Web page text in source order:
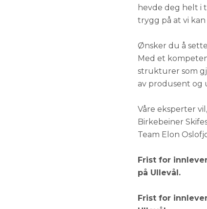
hevde deg helt i
trygg på at vi
Ønsker du å
Med et
strukturer som
av produsent og
Våre eksperter
Birkebeiner
Team Elon
Frist for
på Ullevål.
Frist for